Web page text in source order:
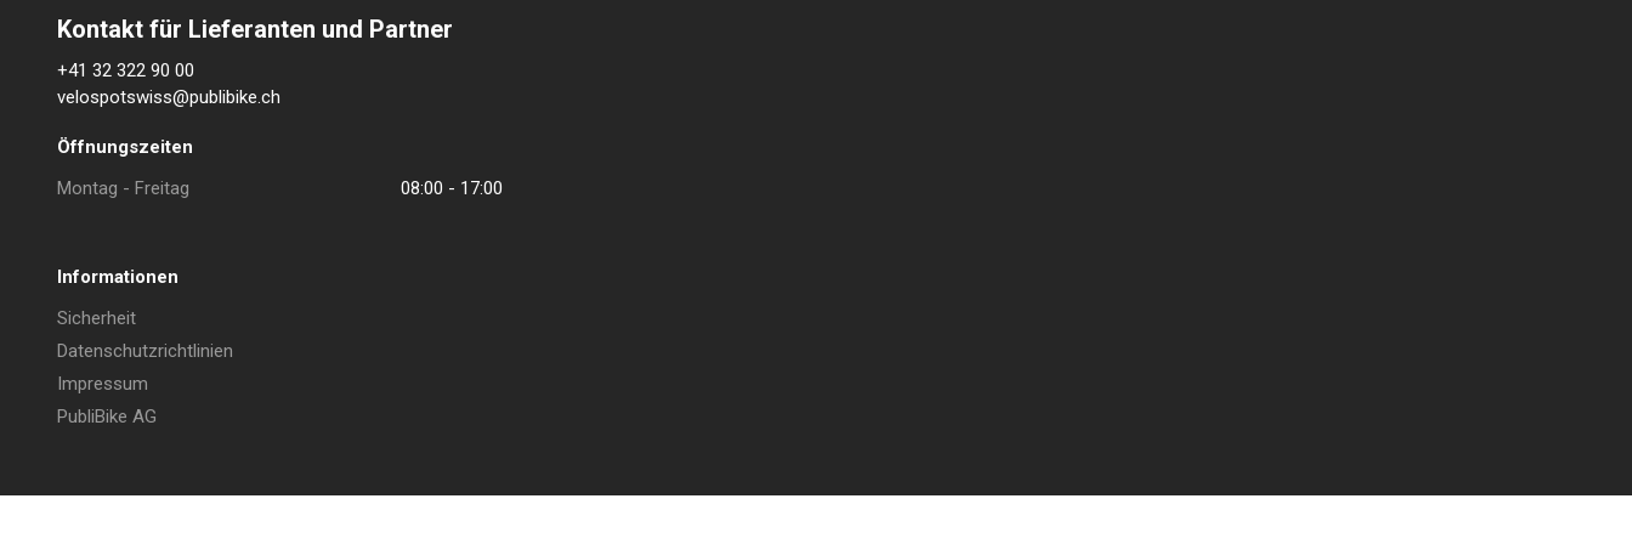
Kontakt für Lieferanten und Partner
+41 32 322 90 00
velospotswiss@publibike.ch
Öffnungszeiten
Montag - Freitag
08:00 - 17:00
Informationen
Sicherheit
Datenschutzrichtlinien
Impressum
PubliBike AG